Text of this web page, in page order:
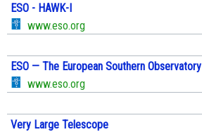
ESO - HAWK-I
www.eso.org
ESO — The European Southern Observatory
www.eso.org
Very Large Telescope